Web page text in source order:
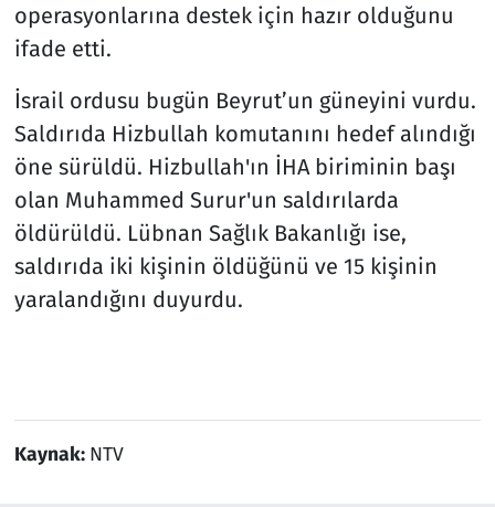
operasyonlarına destek için hazır olduğunu
ifade etti.
İsrail ordusu bugün Beyrut’un güneyini vurdu.
Saldırıda Hizbullah komutanını hedef alındığı
öne sürüldü. Hizbullah'ın İHA biriminin başı
olan Muhammed Surur'un saldırılarda
öldürüldü. Lübnan Sağlık Bakanlığı ise,
saldırıda iki kişinin öldüğünü ve 15 kişinin
yaralandığını duyurdu.
Kaynak: NTV